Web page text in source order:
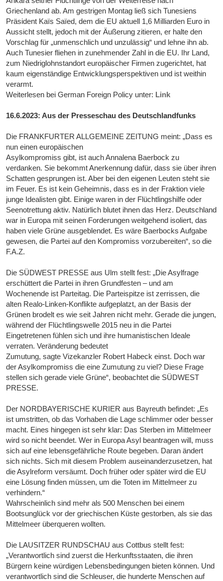
Griechenland ab. Am gestrigen Montag ließ sich Tunesiens
Präsident Kaïs Saïed, dem die EU aktuell 1,6 Milliarden Euro in
Aussicht stellt, jedoch mit der Äußerung zitieren, er halte den
Vorschlag für „unmenschlich und unzulässig“ und lehne ihn ab.
Auch Tunesier fliehen in zunehmender Zahl in die EU. Ihr Land,
zum Niedriglohnstandort europäischer Firmen zugerichtet, hat
kaum eigenständige Entwicklungsperspektiven und ist weithin
verarmt.
Weiterlesen bei German Foreign Policy unter: Link
16.6.2023: Aus der Presseschau des Deutschlandfunks
Die FRANKFURTER ALLGEMEINE ZEITUNG meint: „Dass es
nun einen europäischen
Asylkompromiss gibt, ist auch Annalena Baerbock zu
verdanken. Sie bekommt Anerkennung dafür, dass sie über ihren
Schatten gesprungen ist. Aber bei den eigenen Leuten steht sie
im Feuer. Es ist kein Geheimnis, dass es in der Fraktion viele
junge Idealisten gibt. Einige waren in der Flüchtlingshilfe oder
Seenotrettung aktiv. Natürlich blutet ihnen das Herz. Deutschland
war in Europa mit seinen Forderungen weitgehend isoliert, das
haben viele Grüne ausgeblendet. Es wäre Baerbocks Aufgabe
gewesen, die Partei auf den Kompromiss vorzubereiten“, so die
F.A.Z.
Die SÜDWEST PRESSE aus Ulm stellt fest: „Die Asylfrage
erschüttert die Partei in ihren Grundfesten – und am
Wochenende ist Parteitag. Die Parteispitze ist zerrissen, die
alten Realo-Linken-Konflikte aufgeplatzt, an der Basis der
Grünen brodelt es wie seit Jahren nicht mehr. Gerade die jungen,
während der Flüchtlingswelle 2015 neu in die Partei
Eingetretenen fühlen sich und ihre humanistischen Ideale
verraten. Veränderung bedeutet
Zumutung, sagte Vizekanzler Robert Habeck einst. Doch war
der Asylkompromiss die eine Zumutung zu viel? Diese Frage
stellen sich gerade viele Grüne“, beobachtet die SÜDWEST
PRESSE.
Der NORDBAYERISCHE KURIER aus Bayreuth befindet: „Es
ist umstritten, ob das Vorhaben die Lage schlimmer oder besser
macht. Eines hingegen ist sehr klar: Das Sterben im Mittelmeer
wird so nicht beendet. Wer in Europa Asyl beantragen will, muss
sich auf eine lebensgefährliche Route begeben. Daran ändert
sich nichts. Sich mit diesem Problem auseinanderzusetzen, hat
die Asylreform versäumt. Doch früher oder später wird die EU
eine Lösung finden müssen, um die Toten im Mittelmeer zu
verhindern.“
Wahrscheinlich sind mehr als 500 Menschen bei einem
Bootsunglück vor der griechischen Küste gestorben, als sie das
Mittelmeer überqueren wollten.
Die LAUSITZER RUNDSCHAU aus Cottbus stellt fest:
„Verantwortlich sind zuerst die Herkunftsstaaten, die ihren
Bürgern keine würdigen Lebensbedingungen bieten können. Und
verantwortlich sind die Schleuser, die hunderte Menschen auf